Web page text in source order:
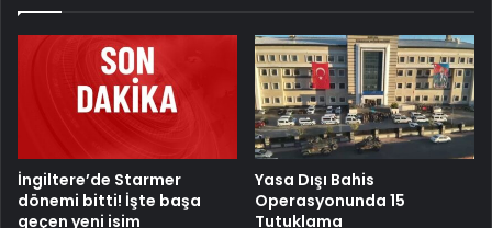
İngiltere’de Starmer
dönemi bitti! İşte başa
geçen yeni isim
Yasa Dışı Bahis
Operasyonunda 15
Tutuklama